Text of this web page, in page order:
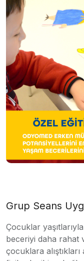
Grup Seans
Çocuklar
beceriyi daha rahat
çocuklara alıştıkları